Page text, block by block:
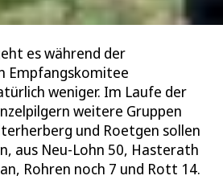
es während der
Empfangskomitee
weniger. Im Laufe der
weitere Gruppen
und Roetgen sollen
aus Neu-Lohn 50, Hasterath
Rohren noch 7 und Rott 14.